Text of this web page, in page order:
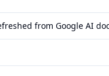
from Google AI